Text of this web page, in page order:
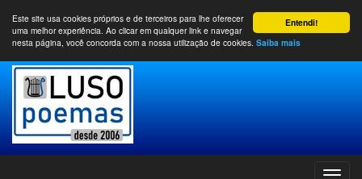
Entendi!
Este site usa cookies próprios e de terceiros para lhe oferecer
uma melhor experiência. Ao clicar em qualquer link e navegar
nesta página, você concorda com a nossa utilização de cookies. Saiba mais